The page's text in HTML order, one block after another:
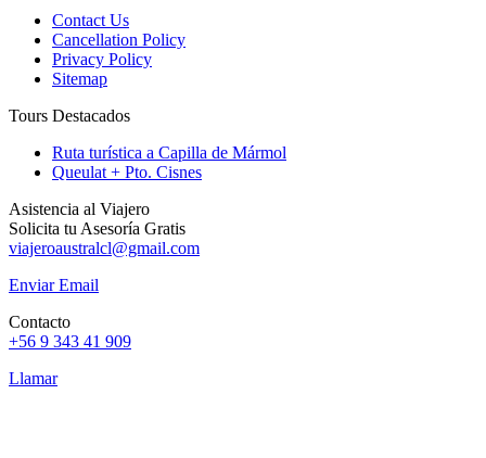
Contact Us
Cancellation Policy
Privacy Policy
Sitemap
Tours Destacados
Ruta turística a Capilla de Mármol
Queulat + Pto. Cisnes
Asistencia al Viajero
Solicita tu Asesoría Gratis
viajeroaustralcl@gmail.com
Enviar Email
Contacto
+56 9 343 41 909
Llamar